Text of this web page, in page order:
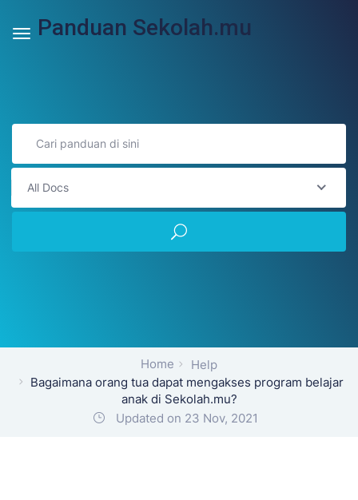
Panduan Sekolah.mu
All Docs
Home
Help
Bagaimana orang tua dapat mengakses program belajar
anak di Sekolah.mu?
Updated on 23 Nov, 2021